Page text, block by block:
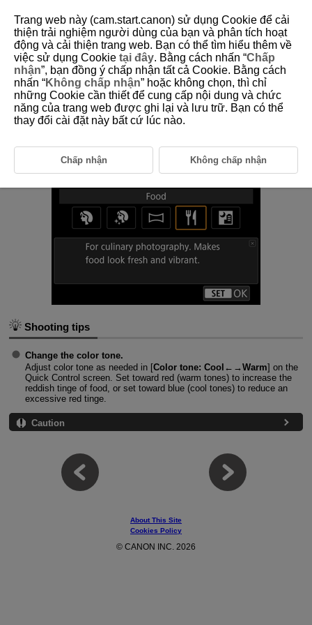
D388-048
Food
Use [ ] (Food) for culinary photography. The photo will look bright and
light sources.
Shooting tips
Change the color tone.
Adjust color tone as needed in [Color tone: Cool←→Warm] on the
Quick Control screen. Set toward red (warm tones) to increase the
reddish tinge of food, or set toward blue (cool tones) to reduce an
excessive red tinge.
Caution
About This Site
Cookies Policy
© CANON INC. 2026
Trang web này (cam.start.canon) sử dụng Cookie để cải
thiện trải nghiệm người dùng của bạn và phân tích hoạt
động và cải thiện trang web. Bạn có thể tìm hiểu thêm về
việc sử dụng Cookie tại đây. Bằng cách nhấn “Chấp
nhận”, bạn đồng ý chấp nhận tất cả Cookie. Bằng cách
nhấn “Không chấp nhận” hoặc không chọn, thì chỉ
những Cookie cần thiết để cung cấp nội dung và chức
năng của trang web được ghi lại và lưu trữ. Bạn có thể
thay đổi cài đặt này bất cứ lúc nào.
Chấp nhận Không chấp nhận